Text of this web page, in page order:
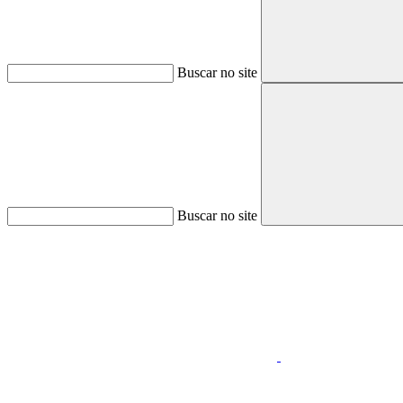
Buscar no site
Buscar no site